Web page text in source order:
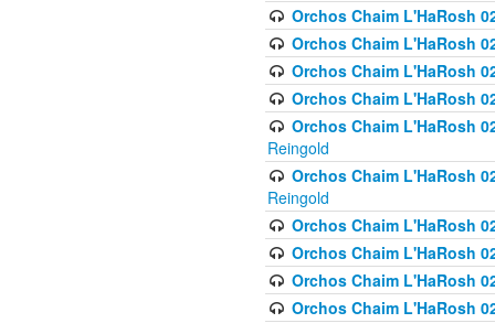
Orchos Chaim L'HaRosh
Orchos Chaim L'HaRosh
Orchos Chaim L'HaRosh
Orchos Chaim L'HaRosh
Orchos Chaim L'HaRosh
Reingold
Orchos Chaim L'HaRosh
Reingold
Orchos Chaim L'HaRosh
Orchos Chaim L'HaRosh
Orchos Chaim L'HaRosh
Orchos Chaim L'HaRosh